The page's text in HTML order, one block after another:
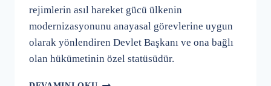
rejimlerin asıl hareket gücü ülkenin
modernizasyonunu anayasal görevlerine uygun
olarak yönlendiren Devlet Başkanı ve ona bağlı
olan hükümetinin özel statüsüdür.
KAZAKISTAN'DA